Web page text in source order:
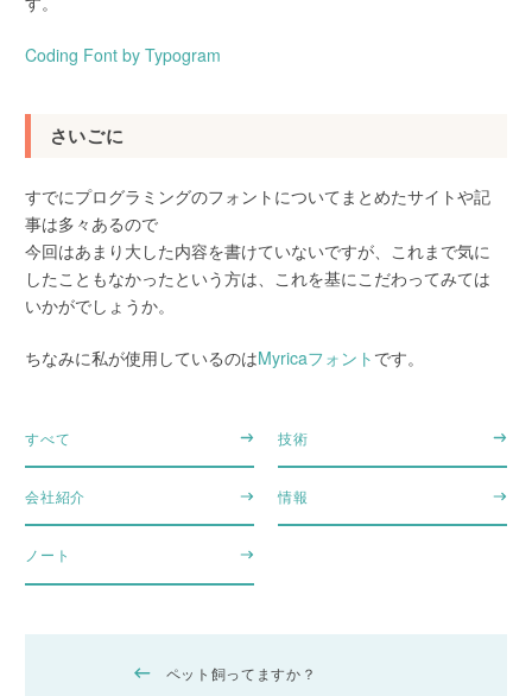
Coding Font by Typogram
さいごに
すでにプログラミングのフォントについてまとめたサイトや記
事は多々あるので
今回はあまり大した内容を書けていないですが、これまで気に
したこともなかったという方は、これを基にこだわってみては
いかがでしょうか。
ちなみに私が使用しているのはMyricaフォント です。
すべて 技術
会社紹介 情報
ノート
ペット飼ってますか？